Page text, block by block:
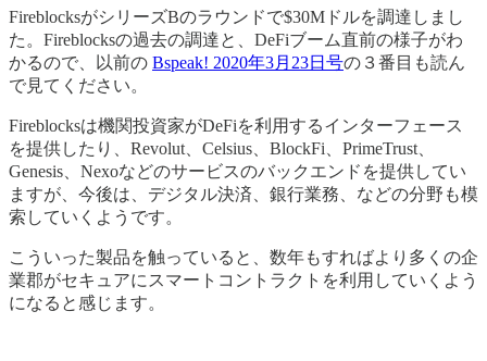
FireblocksがシリーズBのラウンドで$30Mドルを調達しまし
た。Fireblocksの過去の調達と、DeFiブーム直前の様子がわ
かるので、以前の Bspeak! 2020年3月23日号の３番目も読ん
で見てください。
Fireblocksは機関投資家がDeFiを利用するインターフェース
を提供したり、Revolut、Celsius、BlockFi、PrimeTrust、
Genesis、Nexoなどのサービスのバックエンドを提供してい
ますが、今後は、デジタル決済、銀行業務、などの分野も模
索していくようです。
こういった製品を触っていると、数年もすればより多くの企
業郡がセキュアにスマートコントラクトを利用していくよう
になると感じます。